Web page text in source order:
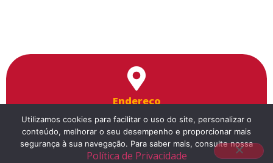
Endereço
Rua da Cantareira, 1351
a 5 minutos a pé da estação Tiradentes do Metrô
Utilizamos cookies para facilitar o uso do site, personalizar o
conteúdo, melhorar o seu desempenho e proporcionar mais
segurança à sua navegação. Para saber mais, consulte nossa
Política de Privacidade